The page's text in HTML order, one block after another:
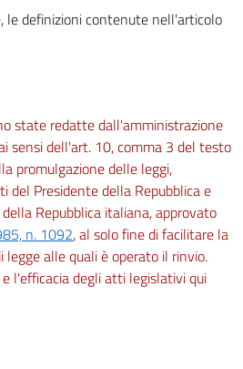
le definizioni contenute nell'articolo
state redatte dall'amministrazione
sensi dell'art. 10, comma 3 del testo
promulgazione delle leggi,
del Presidente della Repubblica e
Repubblica italiana, approvato
n. 1092, al solo fine di facilitare la
alle quali è operato il rinvio.
l'efficacia degli atti legislativi qui